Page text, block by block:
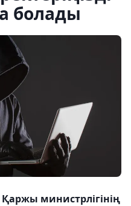
болады
министрлігінің